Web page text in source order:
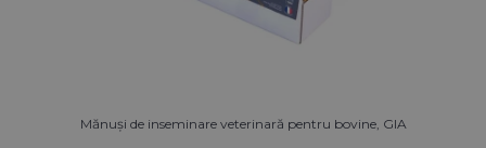
Mănuși de inseminare veterinară pentru bovine, GIA